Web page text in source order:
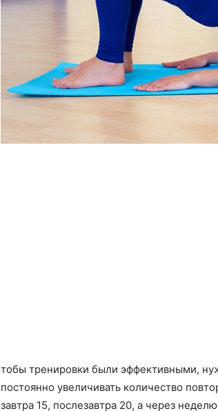
тобы тренировки были эффективными,
постоянно увеличивать количество
завтра 15, послезавтра 20, а через